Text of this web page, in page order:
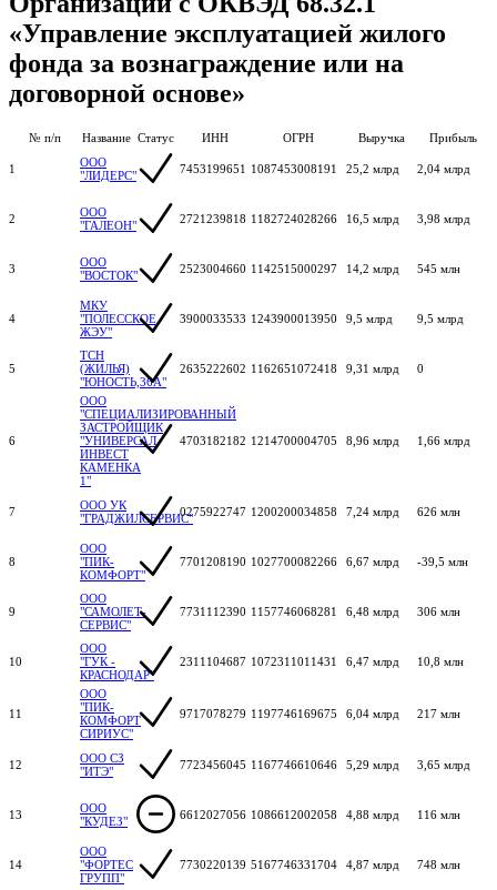
«Управление эксплуатацией жилого
фонда за вознаграждение или на
договорной основе»
№ п/п Название Статус ИНН ОГРН Выручка Прибыль
1
ООО
"ЛИДЕРС"
7453199651 1087453008191 25,2 млрд 2,04 млрд
2
ООО
"ГАЛЕОН"
2721239818 1182724028266 16,5 млрд 3,98 млрд
3
ООО
"ВОСТОК"
2523004660 1142515000297 14,2 млрд 545 млн
4
МКУ
"ПОЛЕССКОЕ
ЖЭУ"
3900033533 1243900013950 9,5 млрд 9,5 млрд
5
ТСН
(ЖИЛЬЯ)
"ЮНОСТЬ,36А"
2635222602 1162651072418 9,31 млрд 0
6
ООО
"СПЕЦИАЛИЗИРОВАННЫЙ
ЗАСТРОЙЩИК
"УНИВЕРСАЛ
ИНВЕСТ
КАМЕНКА
1"
4703182182 1214700004705 8,96 млрд 1,66 млрд
7
ООО УК
"ГРАДЖИЛСЕРВИС"0275922747 1200200034858 7,24 млрд 626 млн
8
ООО
"ПИК-
КОМФОРТ"
7701208190 1027700082266 6,67 млрд -39,5 млн
9
ООО
"САМОЛЕТ-
СЕРВИС"
7731112390 1157746068281 6,48 млрд 306 млн
10
ООО
"ГУК -
КРАСНОДАР"
2311104687 1072311011431 6,47 млрд 10,8 млн
11
ООО
"ПИК-
КОМФОРТ
СИРИУС"
9717078279 1197746169675 6,04 млрд 217 млн
12
ООО СЗ
"ИТЭ"
7723456045 1167746610646 5,29 млрд 3,65 млрд
13
ООО
"КУДЕЗ"
6612027056 1086612002058 4,88 млрд 116 млн
14
ООО
"ФОРТЕС
ГРУПП"
7730220139 5167746331704 4,87 млрд 748 млн